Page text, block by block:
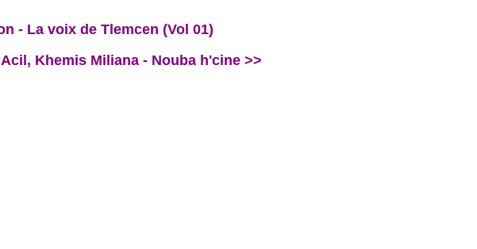
- La voix de Tlemcen (Vol 01)
Khemis Miliana - Nouba h'cine >>